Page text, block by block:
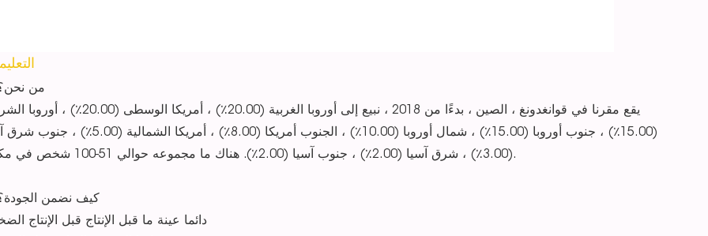
1. من
يقع مقرنا في قوانغدونغ ، الصين ، بدءًا من 2018 ، نبيع إلى أوروبا الغربية (20.00٪) ، أمريكا الوسطى
(15.00٪) ، جنوب أوروبا (15.00٪) ، شمال أوروبا (10.00٪) ، الجنوب أمريكا (8.00٪) ، أمريكا الشمالية
(3.00٪) ، شرق آسيا (2.00٪) ، جنوب آسيا (2.00٪). هناك ما مجموعه حوالي 51-100 شخص في مكتبنا.
2. كيف نضمن
دائما عينة ما قبل الإنتاج قبل الإنتاج